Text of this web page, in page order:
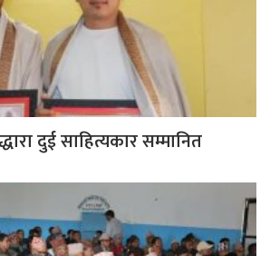
दुई साहित्यकार सम्मानित